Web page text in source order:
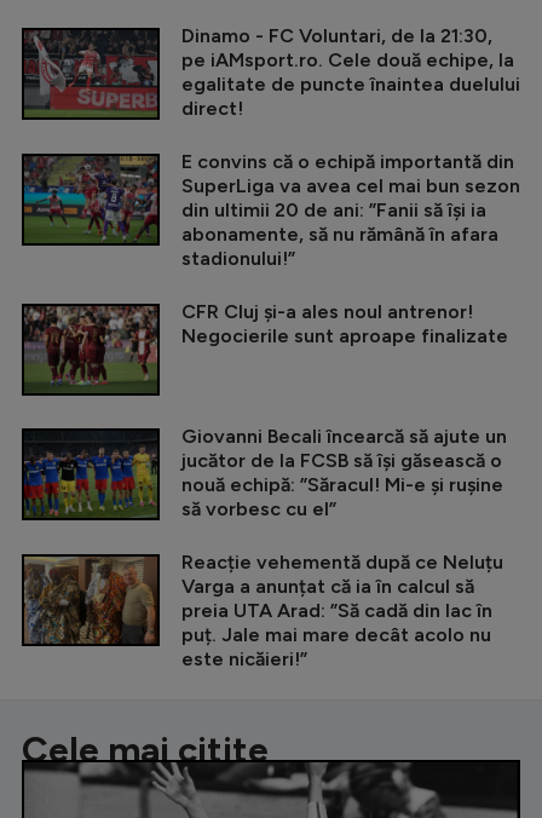
Dinamo - FC Voluntari, de la 21:30,
pe iAMsport.ro. Cele două echipe, la
egalitate de puncte înaintea duelului
direct!
E convins că o echipă importantă din
SuperLiga va avea cel mai bun sezon
din ultimii 20 de ani: ”Fanii să își ia
abonamente, să nu rămână în afara
stadionului!”
CFR Cluj și-a ales noul antrenor!
Negocierile sunt aproape finalizate
Giovanni Becali încearcă să ajute un
jucător de la FCSB să își găsească o
nouă echipă: ”Săracul! Mi-e și rușine
să vorbesc cu el”
Reacție vehementă după ce Neluțu
Varga a anunțat că ia în calcul să
preia UTA Arad: ”Să cadă din lac în
puț. Jale mai mare decât acolo nu
este nicăieri!”
Cele mai citite